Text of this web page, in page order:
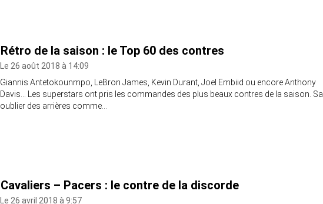
Rétro de la saison : le Top 60 des contres
Le 26 août 2018 à 14:09
Giannis Antetokounmpo, LeBron James, Kevin Durant, Joel Embiid ou encore Anthony
Davis… Les superstars ont pris les commandes des plus beaux contres de la saison.
oublier des arrières comme…
Cavaliers – Pacers : le contre de la discorde
Le 26 avril 2018 à 9:57